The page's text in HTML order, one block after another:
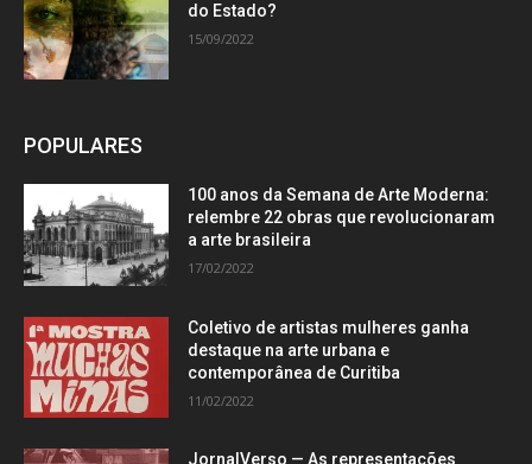
do Estado?
15/09/2022
POPULARES
100 anos da Semana de Arte Moderna:
relembre 22 obras que revolucionaram
a arte brasileira
17/02/2022
Coletivo de artistas mulheres ganha
destaque na arte urbana e
contemporânea de Curitiba
11/02/2022
JornalVerso — As representações